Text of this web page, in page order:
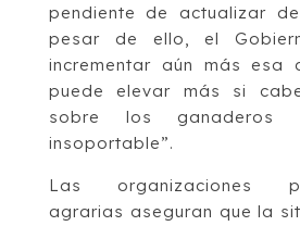
pendiente de actualizar
pesar de ello, el
incrementar aún más esa
puede elevar más si
sobre los ganaderos
insoportable”.
Las organizaciones
agrarias aseguran que la